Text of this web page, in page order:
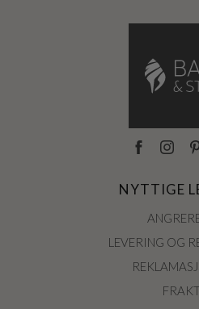
NYTTIGE
LEVERING OG